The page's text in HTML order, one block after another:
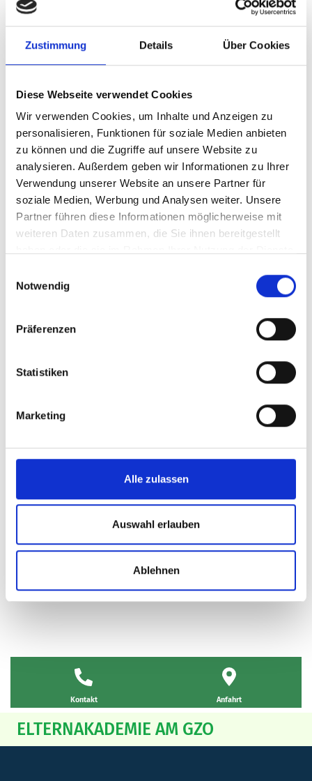
Zustimmung Details Über Cookies
Diese Webseite verwendet Cookies
Wir verwenden Cookies, um Inhalte und Anzeigen zu
personalisieren, Funktionen für soziale Medien anbieten
zu können und die Zugriffe auf unsere Website zu
analysieren. Außerdem geben wir Informationen zu Ihrer
Verwendung unserer Website an unsere Partner für
soziale Medien, Werbung und Analysen weiter. Unsere
Partner führen diese Informationen möglicherweise mit
weiteren Daten zusammen, die Sie ihnen bereitgestellt
Notwendig
Präferenzen
Statistiken
Marketing
Alle zulassen
Auswahl erlauben
Ablehnen
Pro Großelternpaar: 42 Euro
Informationen zur Anmeldung:
Mail:kontakt@elternhausundkinderzimmer.de
Ort: Kursraum der Elternakademie am
Gesundheitszentrum Odenwaldkreis
ZUR ANMELDUNG
ZURÜCK ZUR LISTENANSICHT
Kontakt Anfahrt
ELTERNAKADEMIE AM GZO